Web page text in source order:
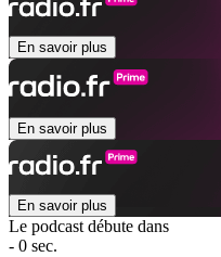
En savoir plus
En savoir plus
En savoir plus
Le podcast débute dans
- 0 sec.